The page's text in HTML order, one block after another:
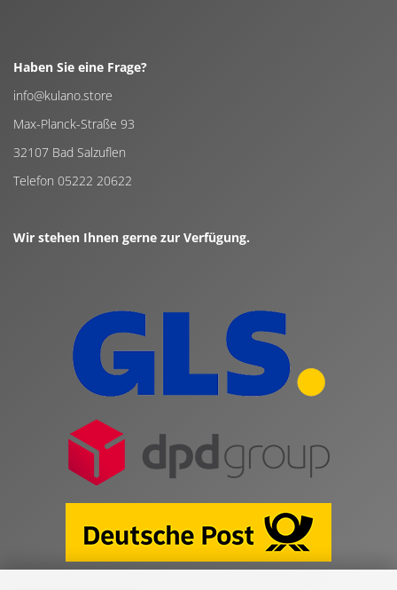
Haben Sie eine Frage?
info@kulano.store
Max-Planck-Straße 93
32107 Bad Salzuflen
Telefon 05222 20622
Wir stehen Ihnen gerne zur Verfügung.